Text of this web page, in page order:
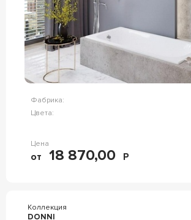
Фабрика:
Цвета:
Цена
от 18 870,00 Р
Коллекция
DONNI